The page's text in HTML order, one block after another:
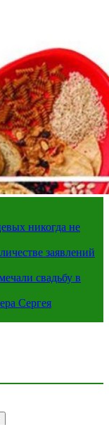
никогда не
заявлений
свадьбу в
Сергея